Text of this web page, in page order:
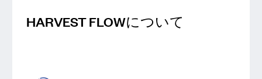
HARVEST FLOWについて